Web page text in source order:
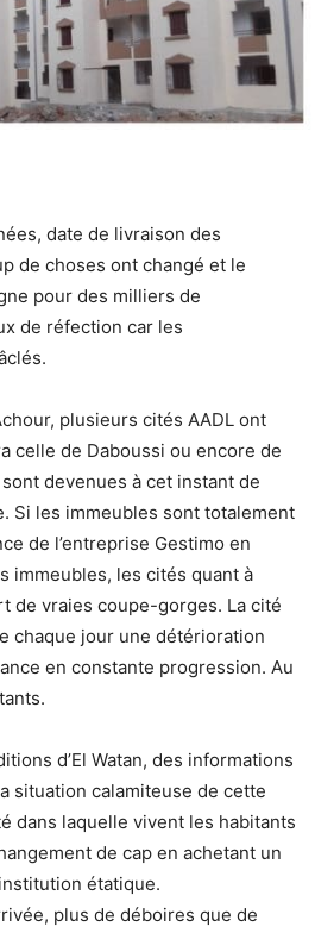
date de livraison des
de choses ont changé et le
pour des milliers de
de réfection car les
plusieurs cités AADL ont
celle de Daboussi ou encore de
devenues à cet instant de
Si les immeubles sont totalement
de l’entreprise Gestimo en
immeubles, les cités quant à
de vraies coupe-gorges. La cité
chaque jour une détérioration
en constante progression. Au
d’El Watan, des informations
situation calamiteuse de cette
dans laquelle vivent les habitants
de cap en achetant un
étatique.
plus de déboires que de